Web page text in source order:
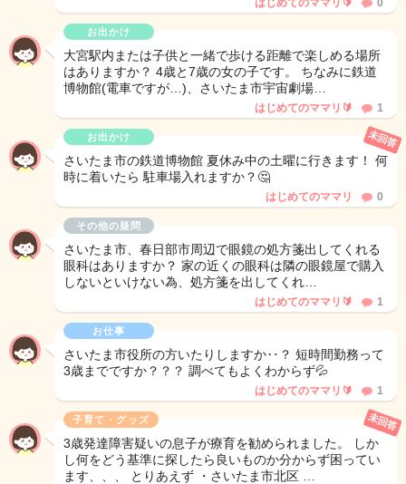
はじめてのママリ🔰 0
お出かけ
大宮駅内または子供と一緒で歩ける距離で楽しめる場所
はありますか？ 4歳と7歳の女の子です。 ちなみに鉄道
博物館(電車ですが…)、さいたま市宇宙劇場…
はじめてのママリ🔰 1
お出かけ
さいたま市の鉄道博物館 夏休み中の土曜に行きます！ 何
時に着いたら 駐車場入れますか？🤔
未回答
はじめてのママリ 0
その他の疑問
さいたま市、春日部市周辺で眼鏡の処方箋出してくれる
眼科はありますか？ 家の近くの眼科は隣の眼鏡屋で購入
しないといけない為、処方箋を出してくれ…
はじめてのママリ🔰 1
お仕事
さいたま市役所の方いたりしますか‥？ 短時間勤務って
3歳までですか？？？ 調べてもよくわからず💦
はじめてのママリ🔰 1
子育て・グッズ
3歳発達障害疑いの息子が療育を勧められました。 しか
し何をどう基準に探したら良いものか分からず困ってい
ます、、、 とりあえず ・さいたま市北区 …
未回答